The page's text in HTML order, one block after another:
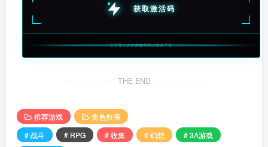
获取激活码
SYS://AUTH.GATE
THE END
推荐游戏
角色扮演
# 战斗
# RPG # 收集 # 幻想
# 3A游戏